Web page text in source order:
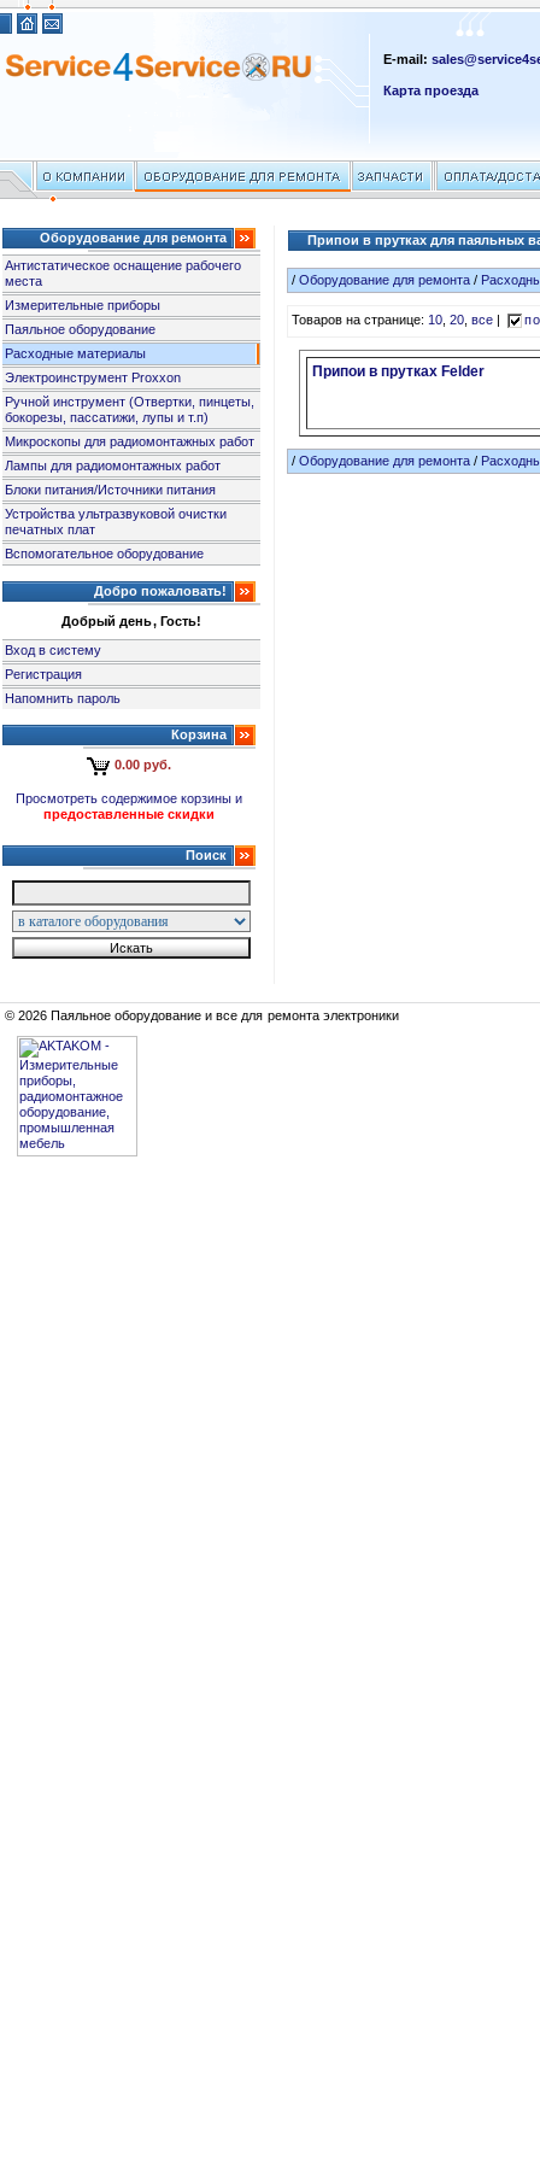
E-mail:
Карта проезда
Оборудование для ремонта
Антистатическое оснащение рабочего
места
Измерительные приборы
Паяльное оборудование
Расходные материалы
Электроинструмент Proxxon
Ручной инструмент (Отвертки, пинцеты,
бокорезы, пассатижи, лупы и т.п)
Микроскопы для радиомонтажных работ
Лампы для радиомонтажных работ
Блоки питания/Источники питания
Устройства ультразвуковой очистки
печатных плат
Вспомогательное оборудование
Добро пожаловать!
Добрый день, Гость!
Вход в систему
Регистрация
Напомнить пароль
Корзина
0.00 руб.
Просмотреть содержимое корзины и
предоставленные скидки
Поиск
Припои в прутках для паяльных
/Оборудование для ремонта /
Товаров на странице:10,20,все
Припои в прутках Felder
/Оборудование для ремонта /
© 2026 Паяльное оборудование и все для ремонта электроники